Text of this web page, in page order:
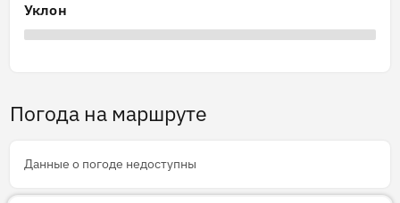
Уклон
Погода на маршруте
Данные о погоде недоступны